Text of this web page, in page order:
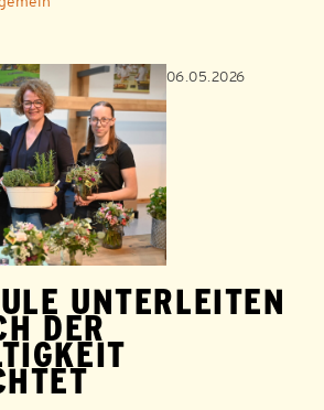
06.05.2026
UNTERLEITEN
DER